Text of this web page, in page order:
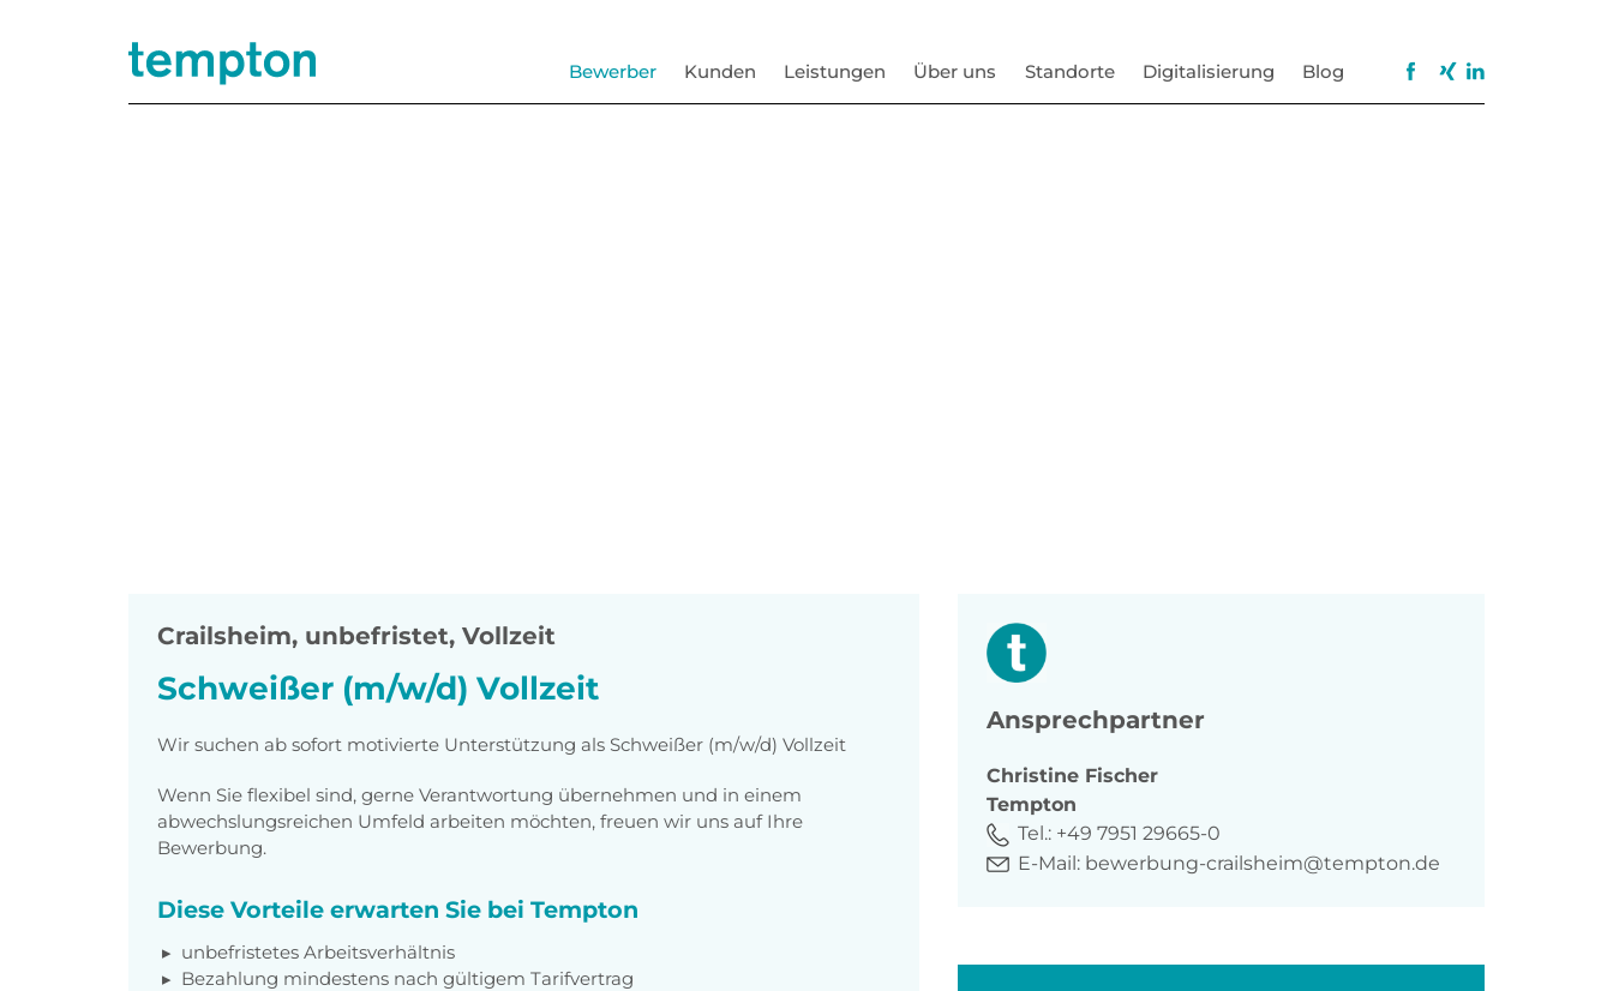
Bewerber Kunden Leistungen Über uns Standorte Digitalisierung Blog
Crailsheim, unbefristet, Vollzeit
Schweißer (m/w/d) Vollzeit
Wir suchen ab sofort motivierte Unterstützung als Schweißer (m/w/d) Vollzeit
Wenn Sie flexibel sind, gerne Verantwortung übernehmen und in einem
abwechslungsreichen Umfeld arbeiten möchten, freuen wir uns auf Ihre
Bewerbung.
Diese Vorteile erwarten Sie bei Tempton
unbefristetes Arbeitsverhältnis
Bezahlung mindestens nach gültigem Tarifvertrag
Ansprechpartner
Christine Fischer
Tempton
Tel.: +49 7951 29665-0
E-Mail: bewerbung-crailsheim@tempton.de